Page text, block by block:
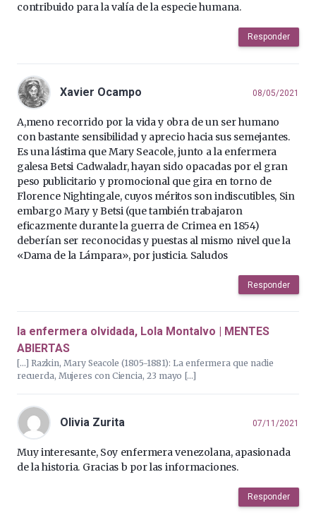
contribuido para la valía de la especie humana.
Responder
Xavier Ocampo 08/05/2021
A,meno recorrido por la vida y obra de un ser humano
con bastante sensibilidad y aprecio hacia sus semejantes.
Es una lástima que Mary Seacole, junto a la enfermera
galesa Betsi Cadwaladr, hayan sido opacadas por el gran
peso publicitario y promocional que gira en torno de
Florence Nightingale, cuyos méritos son indiscutibles, Sin
embargo Mary y Betsi (que también trabajaron
eficazmente durante la guerra de Crimea en 1854)
deberían ser reconocidas y puestas al mismo nivel que la
«Dama de la Lámpara», por justicia. Saludos
Responder
la enfermera olvidada, Lola Montalvo | MENTES
ABIERTAS
[…] Razkin, Mary Seacole (1805-1881): La enfermera que nadie
recuerda, Mujeres con Ciencia, 23 mayo […]
Olivia Zurita 07/11/2021
Muy interesante, Soy enfermera venezolana, apasionada
de la historia. Gracias b por las informaciones.
Responder